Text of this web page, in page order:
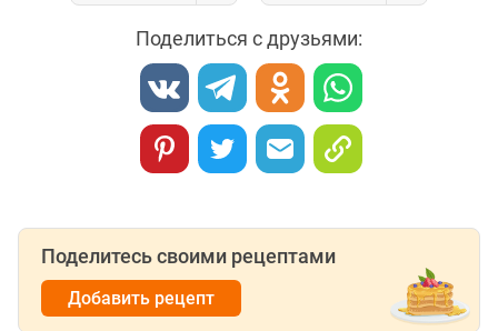
Поделиться с друзьями:
Поделитесь своими рецептами
Добавить рецепт